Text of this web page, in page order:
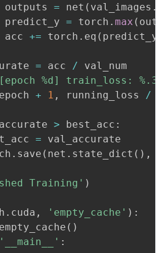
outputs
= net ( val_images .
predict_y
= torch . max (
acc
+= torch . eq ( predict_y
= acc / val_num
%d] train_loss:
epoch + 1 , running_loss /
> best_acc :
= val_accurate
. save ( net . state_dict ( ) ,
Training' )
. cuda , 'empty_cache' ) :
empty_cache ( )
'__main__' :